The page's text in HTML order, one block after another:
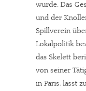
wurde. Das
und der
Spillverein
Lokalpolitik
das Skelett
von seiner
in Paris, lässt